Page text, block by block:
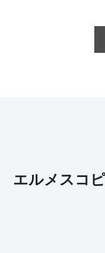
エルメスコ